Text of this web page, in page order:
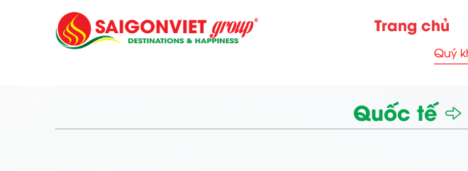
Trang chủ
Quốc tế